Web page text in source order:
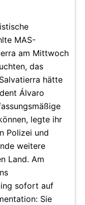
MAS-
am Mittwoch
das
hätte
Álvaro
legte ihr
Polizei und
weitere
Land. Am
sofort auf
Sie